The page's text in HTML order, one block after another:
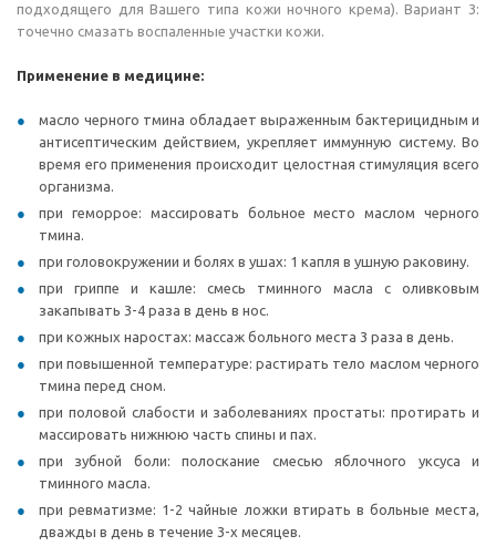
подходящего для Вашего типа кожи ночного крема). Вариант 3:
точечно смазать воспаленные участки кожи.
Применение в медицине:
масло черного тмина обладает выраженным бактерицидным и
антисептическим действием, укрепляет иммунную систему. Во
время его применения происходит целостная стимуляция всего
организма.
при геморрое: массировать больное место маслом черного
тмина.
при головокружении и болях в ушах: 1 капля в ушную раковину.
при гриппе и кашле: смесь тминного масла с оливковым
закапывать 3-4 раза в день в нос.
при кожных наростах: массаж больного места 3 раза в день.
при повышенной температуре: растирать тело маслом черного
тмина перед сном.
при половой слабости и заболеваниях простаты: протирать и
массировать нижнюю часть спины и пах.
при зубной боли: полоскание смесью яблочного уксуса и
тминного масла.
при ревматизме: 1-2 чайные ложки втирать в больные места,
дважды в день в течение 3-х месяцев.